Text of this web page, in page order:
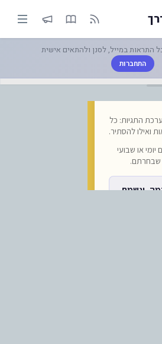
הרשמיות: (שימו
התראות במייל, לסנן ולהתאים אישית
התחברות